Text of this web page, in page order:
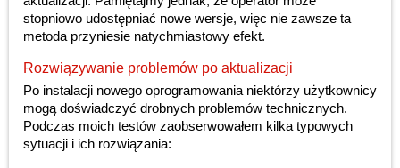
stopniowo udostępniać nowe wersje, więc nie zawsze ta
metoda przyniesie natychmiastowy efekt.
Rozwiązywanie problemów po aktualizacji
Po instalacji nowego oprogramowania niektórzy użytkownicy
mogą doświadczyć drobnych problemów technicznych.
Podczas moich testów zaobserwowałem kilka typowych
sytuacji i ich rozwiązania: